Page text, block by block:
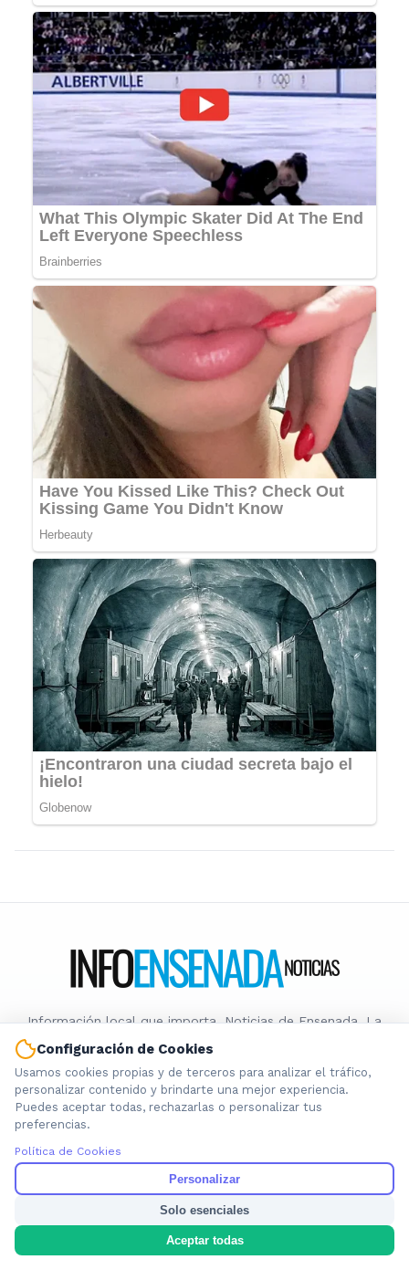
Información local que importa. Noticias de Ensenada, La
Plata y la provincia de Buenos Aires.
Cookies
Privacidad
Términos
Política de Contenido
Configuración de Cookies
Usamos cookies propias y de terceros para analizar el tráfico,
personalizar contenido y brindarte una mejor experiencia.
Puedes aceptar todas, rechazarlas o personalizar tus
preferencias.
Política de Cookies
Personalizar
Solo esenciales
Aceptar todas